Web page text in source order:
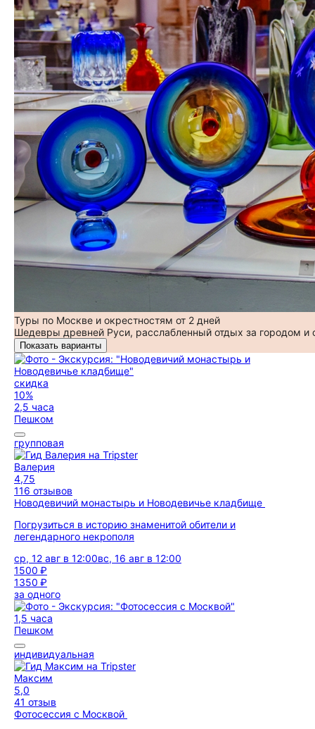
Туры по Москве и окрестностям от 2 дней
Шедевры древней Руси, расслабленный отдых за городом
Показать варианты
скидка
10%
2,5 часа
Пешком
групповая
Валерия
4,75
116 отзывов
Новодевичий монастырь и Новодевичье кладбище
Погрузиться в историю знаменитой обители и
легендарного некрополя
ср, 12 авг в 12:00вс, 16 авг в 12:00
1500 ₽
1350 ₽
за одного
1,5 часа
Пешком
индивидуальная
Максим
5,0
41 отзыв
Фотосессия с Москвой